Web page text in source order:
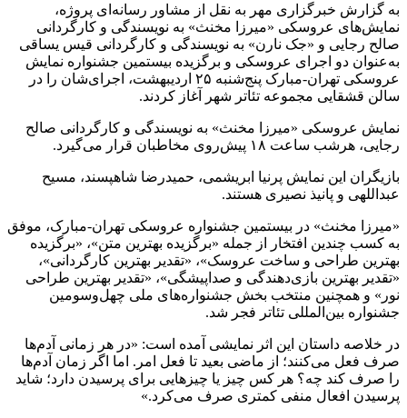
به گزارش خبرگزاری مهر به نقل از مشاور رسانه‌ای پروژه،
نمایش‌های عروسکی «میرزا مخنث» به نویسندگی و کارگردانی
صالح رجایی و «جک نارن» به نویسندگی و کارگردانی قیس یساقی
به‌عنوان دو اجرای عروسکی و برگزیده بیستمین جشنواره نمایش
عروسکی تهران-مبارک پنج‌شنبه ۲۵ اردیبهشت، اجرای‌شان را در
سالن قشقایی مجموعه تئاتر شهر آغاز کردند.
نمایش عروسکی «میرزا مخنث» به نویسندگی و کارگردانی صالح
رجایی، هرشب ساعت ۱۸ پیش‌روی مخاطبان قرار می‌گیرد.
بازیگران این نمایش پرنیا ابریشمی، حمیدرضا شاهپسند، مسیح
عبداللهی و پانیذ نصیری هستند.
«میرزا مخنث» در بیستمین جشنواره عروسکی تهران-مبارک، موفق
به کسب چندین افتخار از جمله «برگزیده بهترین متن»، «برگزیده
بهترین طراحی و ساخت عروسک»، «تقدیر بهترین کارگردانی»،
«تقدیر بهترین بازی‌دهندگی و صداپیشگی»، «تقدیر بهترین طراحی
نور» و همچنین منتخب بخش جشنواره‌های ملی چهل‌وسومین
جشنواره بین‌المللی تئاتر فجر شد.
در خلاصه داستان این اثر نمایشی آمده است: «در هر زمانی آدم‌ها
صرف فعل می‌کنند؛ از ماضی بعید تا فعل امر. اما اگر زمان آدم‌ها
را صرف کند چه؟ هر کس چیز یا چیزهایی برای پرسیدن دارد؛ شاید
پرسیدن افعال منفی کمتری صرف می‌کرد.»